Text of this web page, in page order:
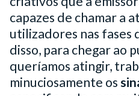
capazes de chamar a
utilizadores nas fases
disso, para chegar ao
queríamos atingir,
minuciosamente os